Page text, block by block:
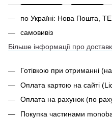
по Україні: Нова Пошта,
самовивіз
Більше інформації про
Готівкою при отриманні
Оплата картою на сайті
Оплата на рахунок (по
Покупка частинами